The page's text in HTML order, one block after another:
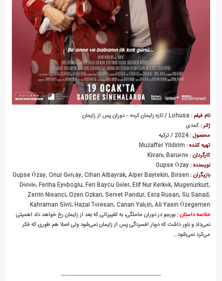
بی سرپرست ها
نام فیلم :Lohusa / تازه زایمان کرده – دوران پس از زایمان
ژانر :کمدی
محصول :2024 / ترکیه
تهیه کننده :Muzaffer Yildirim
کارگردان :Kivanç Baruönü
نویسنده :Gupse Özay
بازیگران :Gupse Özay, Onur Gürçay, Cihan Albayrak, Alper Baytekin, Birsen
Dürülü, Feriha Eyüboglu, Feri Baycu Güler, Elif Nur Kerkük, Mugenurkurt,
Zerrin Nisanci, Ozen Ozkan, Servet Pandur, Esra Rusan, Su Sanad,
Kahraman Sivri, Hazal Türesan, Canan Yalçin, Ali Yasin Özegemen
خلاصه داستان :بورجو در دوران حاملگی، به تغییراتی که بعد از زایمان رخ خواهد داد اهمیتی
نمی‌داد و باور داشت که دچار افسردگی پس از زایمان نمی‌شود ولی اصلا هم طوری که فکر
می‌کرد نمی‌شود…
———————————————–